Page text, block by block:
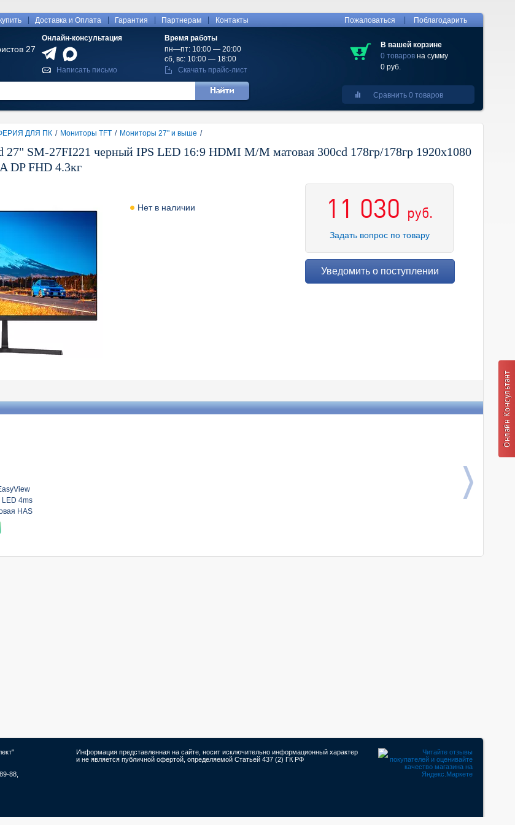
Доставка и Оплата Гарантия Партнерам Контакты
27
Онлайн-консультация
Время работы
пн—пт: 10:00 — 20:00
сб, вс: 10:00 — 18:00
Написать письмо Скачать прайс-лист
Пожаловаться Поблагодарить
В вашей корзине
0 товаров на сумму
0 руб.
Сравнить 0 товаров
ДЛЯ ПК / Мониторы TFT / Мониторы 27" и выше /
SM-27FI221 черный IPS LED 16:9 HDMI M/M матовая 300cd 178гр/178гр 1920x1080
DP FHD 4.3кг
Нет в наличии 11 030 руб.
Задать вопрос по товару
Уведомить о поступлении
LED 4ms
HAS
88,
Информация представленная на сайте, носит исключительно информационный характер
и не является публичной офертой, определяемой Статьей 437 (2) ГК РФ